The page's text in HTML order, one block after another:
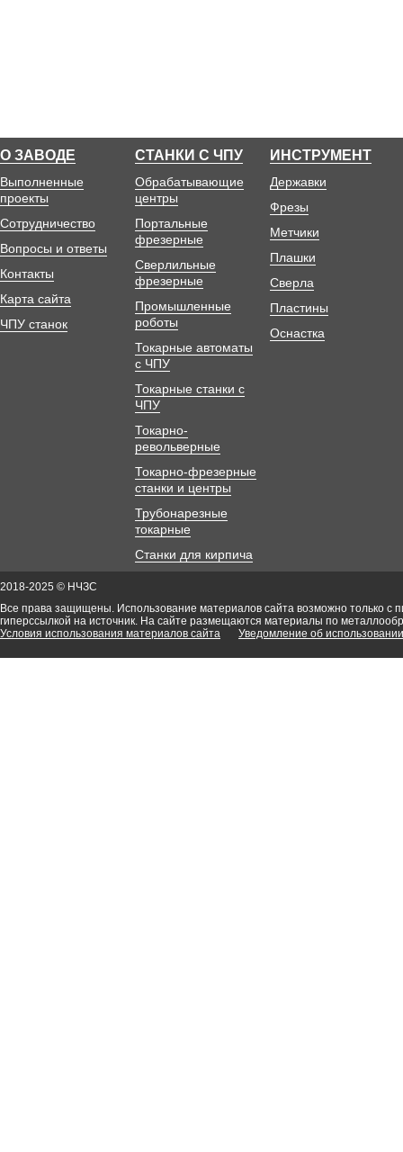
О ЗАВОДЕ
Выполненные
проекты
Сотрудничество
Вопросы и ответы
Контакты
Карта сайта
ЧПУ станок
СТАНКИ С ЧПУ
Обрабатывающие
центры
Портальные
фрезерные
Сверлильные
фрезерные
Промышленные
роботы
Токарные автоматы
с ЧПУ
Токарные станки с
ЧПУ
Токарно-
револьверные
Токарно-фрезерные
станки и центры
Трубонарезные
токарные
Станки для кирпича
ИНСТРУМЕНТ
Державки
Фрезы
Метчики
Плашки
Сверла
Пластины
Оснастка
2018-2025 © НЧЗС
Все права защищены. Использование материалов сайта возможно только с
гиперссылкой на источник. На сайте размещаются материалы по
Условия использования материалов сайта
Уведомление об